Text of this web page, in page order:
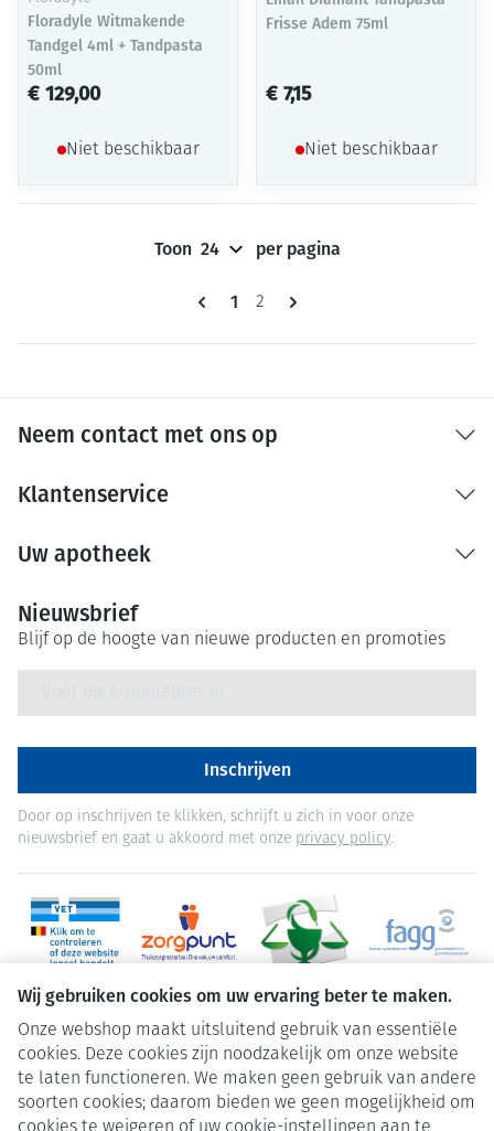
Wij gebruiken cookies om uw ervaring beter te maken.
Onze webshop maakt uitsluitend gebruik van essentiële
cookies. Deze cookies zijn noodzakelijk om onze website
te laten functioneren. We maken geen gebruik van andere
soorten cookies; daarom bieden we geen mogelijkheid om
Floradyle Witmakende
Tandgel 4ml + Tandpasta
50ml
€ 129,00
Niet beschikbaar
Frisse Adem 75ml
€ 7,15
Niet beschikbaar
Pagina's
U lees momenteel pagina
1 Pagina
2
Toon per pagina
Neem contact met ons op
Klantenservice
Uw apotheek
Nieuwsbrief
Blijf op de hoogte van nieuwe producten en promoties
Inschrijven
Door op inschrijven te klikken, schrijft u zich in voor onze
nieuwsbrief en gaat u akkoord met onze privacy policy.